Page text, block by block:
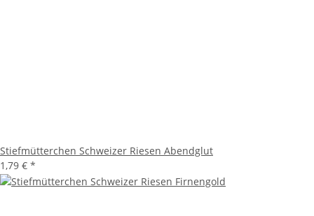
Stiefmütterchen Schweizer Riesen Abendglut
1,79 € *